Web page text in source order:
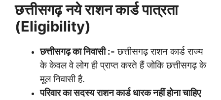
छत्तीसगढ़ नये राशन कार्ड पात्रता
(Eligibility)
छत्तीसगढ़ का निवासी :- छत्तीसगढ़ राशन कार्ड राज्य
के केवल वे लोग ही प्राप्त करते हैं जोकि छत्तीसगढ़ के
मूल निवासी है.
परिवार का सदस्य राशन कार्ड धारक नहीं होना चाहिए